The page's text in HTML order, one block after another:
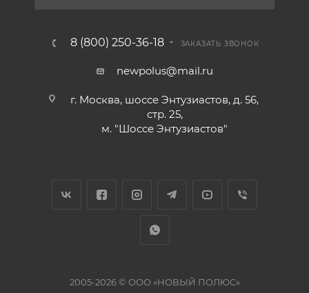
8 (800) 250-36-18 ЗАКАЗАТЬ ЗВОНОК
newpolus@mail.ru
г. Москва, шоссе Энтузиастов, д. 56,
стр. 25,
м. "Шоссе Энтузиастов"
2005-2026 © ООО «НОВЫЙ ПОЛЮС»